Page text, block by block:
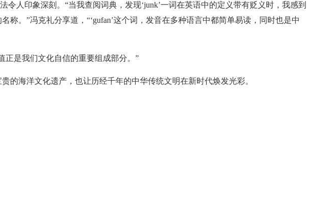
人印象深刻。“当我查阅词典，发现‘junk’一词在英语中的定义带有贬义时，我感到
。”冯克礼分享道，“‘gufan’这个词，发音在多种语言中都简单易读，同时也是中
正是我们文化自信的重要组成部分。”
的海洋文化遗产，也让历经千年的中华传统文明在新时代焕发光彩。